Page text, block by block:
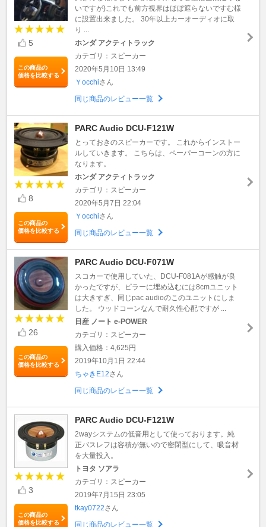
5
この商品の
価格を比較する
いですが)これでも前方視界はほぼ遮らないですむ様
に設置出来ました。 30年以上カーオーディオに取
り ...
ホンダ アクティトラック
カテゴリ：スピーカー
2020年5月10日 13:49
Ｙocchiさん
同じ商品のレビュー一覧
8
この商品の
価格を比較する
PARC Audio DCU-F121W
とっておきのスピーカーです。 これからインストー
ルしていきます。 こちらは、ペーパーコーンの方に
なります。
ホンダ アクティトラック
カテゴリ：スピーカー
2020年5月7日 22:04
Ｙocchiさん
同じ商品のレビュー一覧
26
この商品の
価格を比較する
PARC Audio DCU-F071W
スコカーで使用していた、DCU-F081Aが感触が良
かったですが、ピラーに埋め込むには8cmユニット
は大きすぎ、同じpac audioのこのユニットにしま
した。 ウッドコーンなんで耐久性心配ですが ...
日産 ノート e-POWER
カテゴリ：スピーカー
購入価格：4,625円
2019年10月1日 22:44
ちゃきE12さん
同じ商品のレビュー一覧
3
この商品の
価格を比較する
PARC Audio DCU-F121W
2wayシステムの低音用として使っております。純
正バスレフは容積が無いので密閉型にして、吸音材
を大量投入。
トヨタ ソアラ
カテゴリ：スピーカー
2019年7月15日 23:05
tkay0722さん
同じ商品のレビュー一覧